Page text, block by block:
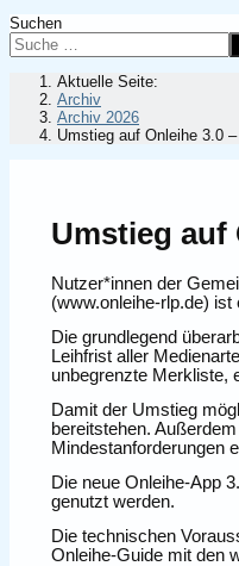
Suchen
Aktuelle Seite:
Archiv
Archiv 2026
Umstieg auf Onleihe 3.0
Umstieg auf
Nutzer*innen der
(www.onleihe-rlp.de)
Die grundlegend
Leihfrist aller
unbegrenzte Merkliste,
Damit der Umstieg
bereitstehen.
Mindestanforderungen
Die neue Onleihe-App
genutzt werden.
Die technischen
Onleihe-Guide mit den